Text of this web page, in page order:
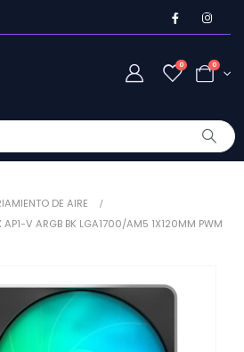
0 0
DE AIRE
AP1-V ARGB BK LGA1700/AM5 1X120MM PWM